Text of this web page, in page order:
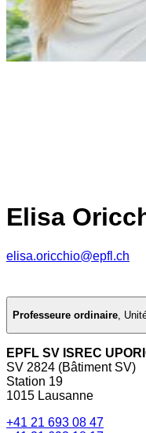
Elisa
elisa.oricchio@epfl.ch
Professeure ordinaire,
EPFL SV ISREC
SV 2824 (Bâtiment SV)
Station 19
1015 Lausanne
+41 21 693 08 47